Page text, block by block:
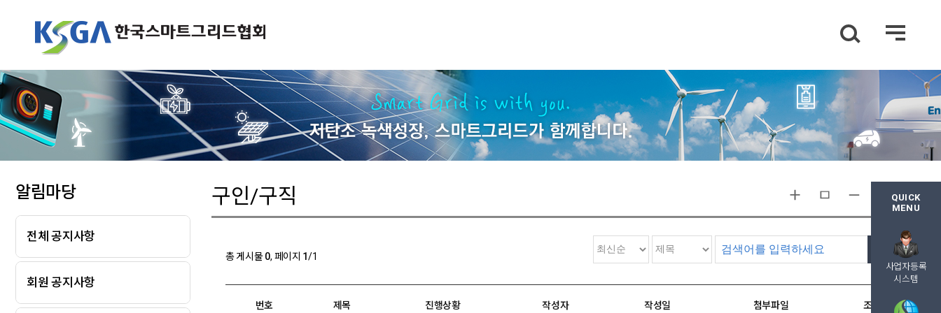
QUICK
MENU
사업자등록
시스템
알림마당
전체 공지사항
회원 공지사항
구인/구직
총 게시물0, 페이지 1/1
검색
번호 제목 진행상황 작성자 작성일 첨부파일 조회